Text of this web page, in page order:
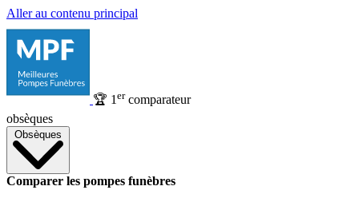
Aller au contenu principal
🏆 1 ercomparateur
obsèques
Obsèques
Comparer les pompes funèbres